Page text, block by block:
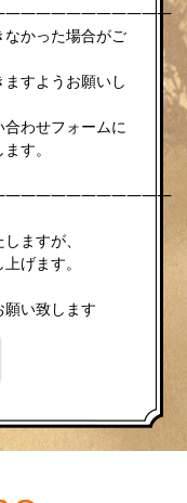
かった場合がご
すようお願いし
わせフォームに
す。
ますが、
げます。
い致します